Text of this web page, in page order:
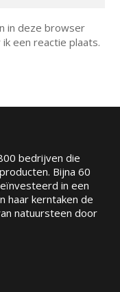
in deze browser
een reactie plaats.
bedrijven die
Bijna 60
in een
haar kerntaken de
natuursteen door